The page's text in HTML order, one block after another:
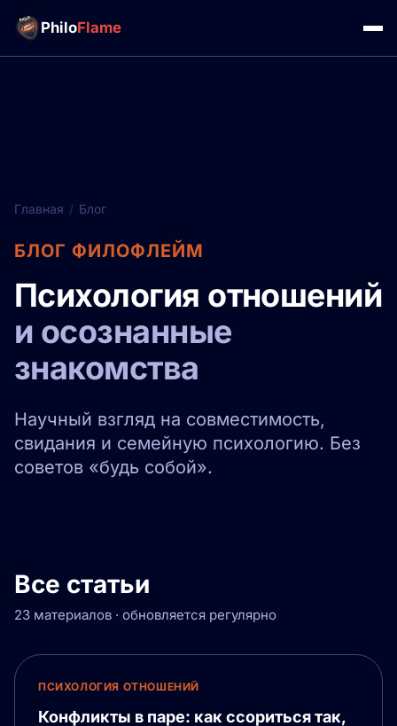
PhiloFlame
Главная / Блог
БЛОГ ФИЛОФЛЕЙМ
Психология отношений
и осознанные
знакомства
Научный взгляд на совместимость,
свидания и семейную психологию. Без
советов «будь собой».
Все статьи
23 материалов · обновляется регулярно
ПСИХОЛОГИЯ ОТНОШЕНИЙ
Конфликты в паре: как ссориться так,